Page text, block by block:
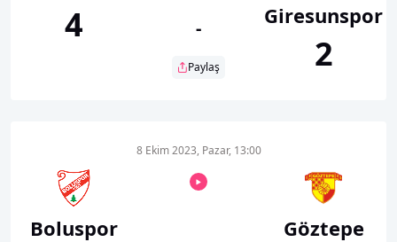
4 -
Paylaş
Giresunspor
2
Boluspor
8 Ekim 2023, Pazar, 13:00
Göztepe